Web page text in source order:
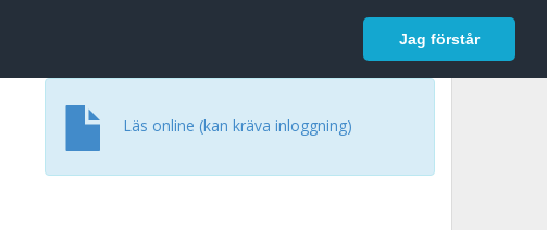
Jag förstår
Logga in
Läs online (kan kräva inloggning)